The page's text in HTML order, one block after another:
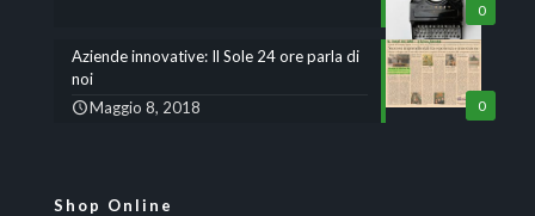
0
0
Aziende innovative: Il Sole 24 ore parla di
noi
Maggio 8, 2018
Shop Online